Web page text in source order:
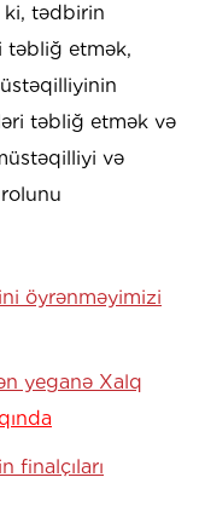
ki, tədbirin
təbliğ etmək,
təbliğ etmək və
və
öyrənməyimizi
yeganə Xalq
finalçıları